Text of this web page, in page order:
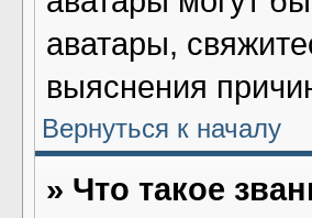
аватары,
выяснения
Вернуться к началу
» Что такое